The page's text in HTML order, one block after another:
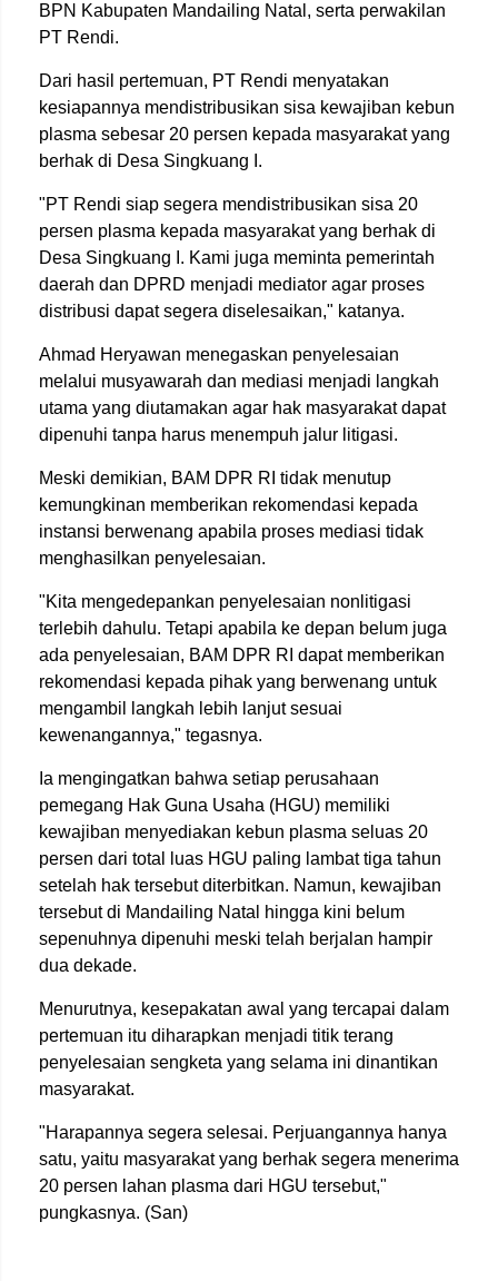
BPN Kabupaten Mandailing Natal, serta perwakilan
PT Rendi.
Dari hasil pertemuan, PT Rendi menyatakan
kesiapannya mendistribusikan sisa kewajiban kebun
plasma sebesar 20 persen kepada masyarakat yang
berhak di Desa Singkuang I.
"PT Rendi siap segera mendistribusikan sisa 20
persen plasma kepada masyarakat yang berhak di
Desa Singkuang I. Kami juga meminta pemerintah
daerah dan DPRD menjadi mediator agar proses
distribusi dapat segera diselesaikan," katanya.
Ahmad Heryawan menegaskan penyelesaian
melalui musyawarah dan mediasi menjadi langkah
utama yang diutamakan agar hak masyarakat dapat
dipenuhi tanpa harus menempuh jalur litigasi.
Meski demikian, BAM DPR RI tidak menutup
kemungkinan memberikan rekomendasi kepada
instansi berwenang apabila proses mediasi tidak
menghasilkan penyelesaian.
"Kita mengedepankan penyelesaian nonlitigasi
terlebih dahulu. Tetapi apabila ke depan belum juga
ada penyelesaian, BAM DPR RI dapat memberikan
rekomendasi kepada pihak yang berwenang untuk
mengambil langkah lebih lanjut sesuai
kewenangannya," tegasnya.
Ia mengingatkan bahwa setiap perusahaan
pemegang Hak Guna Usaha (HGU) memiliki
kewajiban menyediakan kebun plasma seluas 20
persen dari total luas HGU paling lambat tiga tahun
setelah hak tersebut diterbitkan. Namun, kewajiban
tersebut di Mandailing Natal hingga kini belum
sepenuhnya dipenuhi meski telah berjalan hampir
dua dekade.
Menurutnya, kesepakatan awal yang tercapai dalam
pertemuan itu diharapkan menjadi titik terang
penyelesaian sengketa yang selama ini dinantikan
masyarakat.
"Harapannya segera selesai. Perjuangannya hanya
satu, yaitu masyarakat yang berhak segera menerima
20 persen lahan plasma dari HGU tersebut,"
pungkasnya. (San)